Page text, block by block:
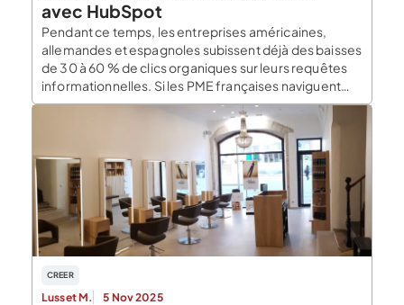
avec HubSpot
Pendant ce temps, les entreprises américaines,
allemandes et espagnoles subissent déjà des baisses
de 30 à 60 % de clics organiques sur leurs requêtes
informationnelles. Si les PME françaises naviguent
encore dans un environnement relativement stable,
cette stabilité est temporaire. Pourquoi le retard
français change-t-il concrètement la donne ? La
France bénéficie d’une fenêtre d’action de […]
CREER
Lusset M. 5 Nov 2025